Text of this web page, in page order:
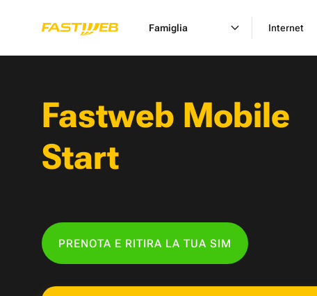
Famiglia Internet
Fastweb Mobile
Start
PRENOTA E RITIRA LA TUA SIM